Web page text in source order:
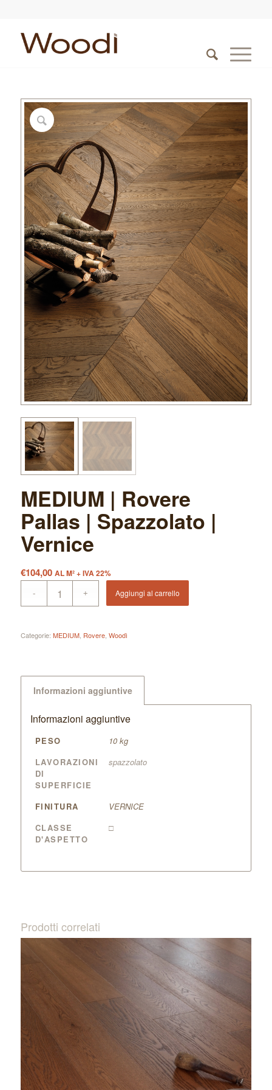
MEDIUM | Rovere
Pallas | Spazzolato |
Vernice
€104,00 AL M² + IVA 22%
Aggiungi al carrello
Categorie: MEDIUM, Rovere, Woodì
Informazioni aggiuntive
Informazioni aggiuntive
PESO
10 kg
LAVORAZIONI
DI
SUPERFICIE
spazzolato
FINITURA
VERNICE
CLASSE
D'ASPETTO
□
Prodotti correlati